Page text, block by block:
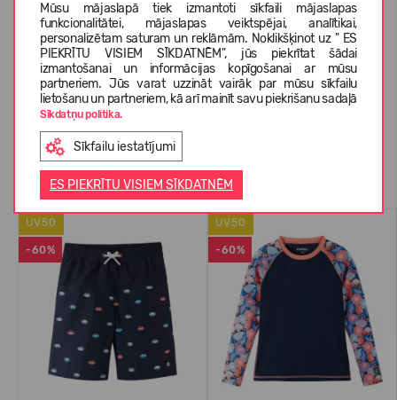
Mūsu mājaslapā tiek izmantoti sīkfaili mājaslapas
funkcionalitātei, mājaslapas veiktspējai, analītikai,
personalizētam saturam un reklāmām. Noklikšķinot uz " ES
PIEKRĪTU VISIEM SĪKDATNĒM", jūs piekrītat šādai
izmantošanai un informācijas kopīgošanai ar mūsu
partneriem. Jūs varat uzzināt vairāk par mūsu sīkfailu
lietošanu un partneriem, kā arī mainīt savu piekrišanu sadaļā
Sīkdatņu politika.
Sīkfailu iestatījumi
ES PIEKRĪTU VISIEM SĪKDATNĒM
PAR REIMA
KLIENTU ATSAUKSMES (0)
Līdzīgas preces
-60%
UV50
-60%
UV50